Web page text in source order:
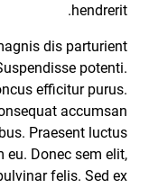
hendrerit.
dis parturient
potenti.
efficitur purus.
accumsan
Praesent luctus
eu. Donec sem elit,
felis. Sed ex